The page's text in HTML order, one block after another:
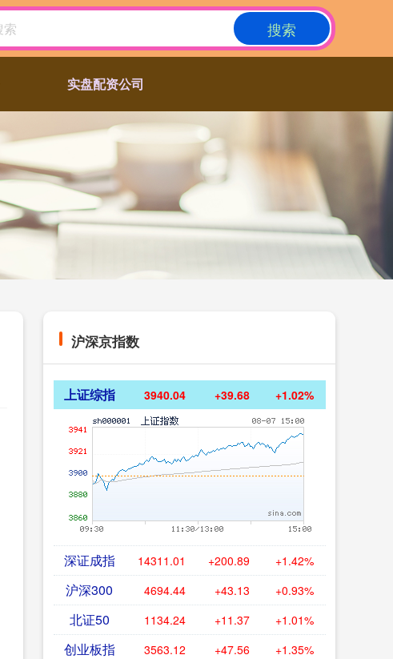
搜索
实盘配资公司
沪深京指数
上证综指 3940.04 +39.68 +1.02%
深证成指 14311.01 +200.89 +1.42%
沪深300 4694.44 +43.13 +0.93%
北证50 1134.24 +11.37 +1.01%
创业板指 3563.12 +47.56 +1.35%